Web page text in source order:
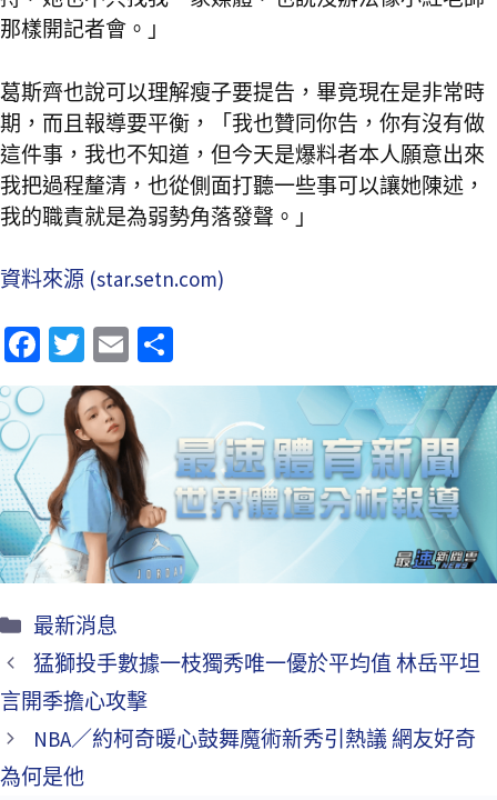
那樣開記者會。」
葛斯齊也說可以理解瘦子要提告，畢竟現在是非常時
期，而且報導要平衡，「我也贊同你告，你有沒有做
這件事，我也不知道，但今天是爆料者本人願意出來
我把過程釐清，也從側面打聽一些事可以讓她陳述，
我的職責就是為弱勢角落發聲。」
資料來源 (star.setn.com)
Fa
ce
b
o
o
k
T
wi
tt
er
E
m
ai
l
享
最新消息
猛獅投手數據一枝獨秀唯一優於平均值 林岳平坦
言開季擔心攻擊
NBA／約柯奇暖心鼓舞魔術新秀引熱議 網友好奇
為何是他